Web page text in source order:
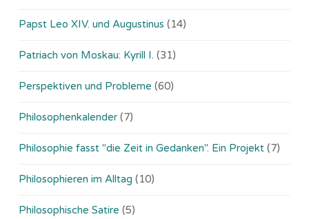
Papst Leo XIV. und Augustinus (14)
Patriach von Moskau: Kyrill I. (31)
Perspektiven und Probleme (60)
Philosophenkalender (7)
Philosophie fasst "die Zeit in Gedanken". Ein Projekt (7)
Philosophieren im Alltag (10)
Philosophische Satire (5)